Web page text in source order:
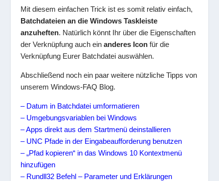
Mit diesem einfachen Trick ist es somit relativ einfach,
Batchdateien an die Windows Taskleiste
anzuheften. Natürlich könnt Ihr über die Eigenschaften
der Verknüpfung auch einanderes Icon für die
Verknüpfung Eurer Batchdatei auswählen.
Abschließend noch ein paar weitere nützliche Tipps von
unserem Windows-FAQ Blog.
– Datum in Batchdatei umformatieren
– Umgebungsvariablen bei Windows
– Apps direkt aus dem Startmenü deinstallieren
– UNC Pfade in der Eingabeaufforderung benutzen
– „Pfad kopieren“ in das Windows 10 Kontextmenü
hinzufügen
– Rundll32 Befehl – Parameter und Erklärungen